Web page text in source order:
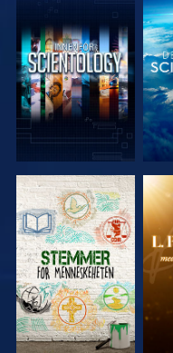
UTFORSK
SERIEN